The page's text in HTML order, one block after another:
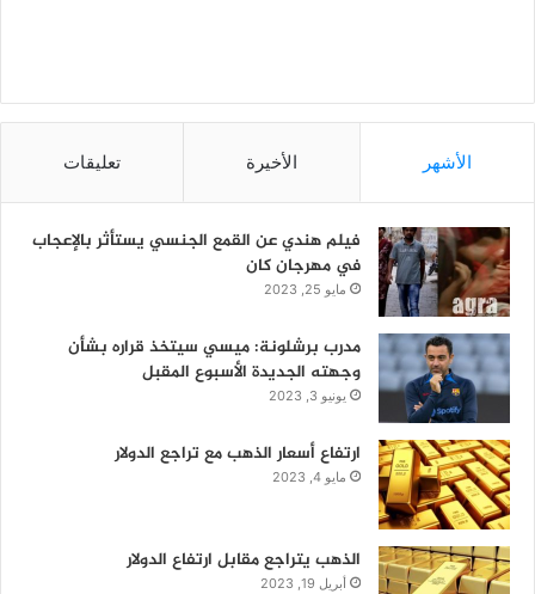
الأشهر الأخيرة تعليقات
فيلم هندي عن القمع الجنسي يستأثر بالإعجاب
في مهرجان كان
مايو 25, 2023
مدرب برشلونة: ميسي سيتخذ قراره بشأن
وجهته الجديدة الأسبوع المقبل
يونيو 3, 2023
ارتفاع أسعار الذهب مع تراجع الدولار
مايو 4, 2023
الذهب يتراجع مقابل ارتفاع الدولار
أبريل 19, 2023